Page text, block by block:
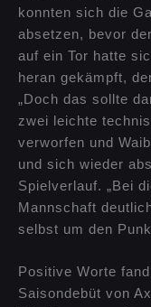
konnten sich die
absetzen, bevor
auf ein Tor hatte
heran gekämpft,
„Doch das sollte
zwei leichte
verworfen und
und sich wieder
Spielverlauf. „Bei
Mannschaft
selbst um den
Positive Worte
Saisondebüt von